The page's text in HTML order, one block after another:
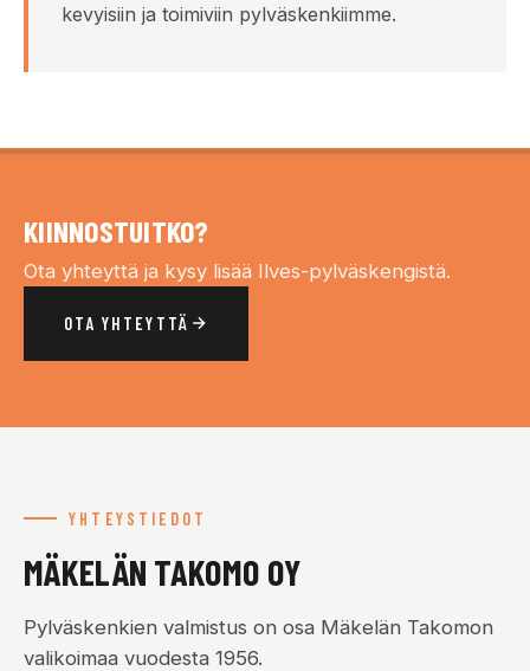
kevyisiin ja toimiviin pylväskenkiimme.
KIINNOSTUITKO?
Ota yhteyttä ja kysy lisää Ilves-pylväskengistä.
OTA YHTEYTTÄ
YHTEYSTIEDOT
MÄKELÄN TAKOMO OY
Pylväskenkien valmistus on osa Mäkelän Takomon
valikoimaa vuodesta 1956.